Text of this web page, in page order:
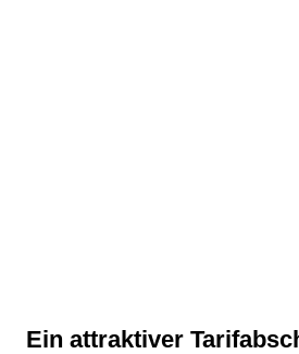
Ein attraktiver